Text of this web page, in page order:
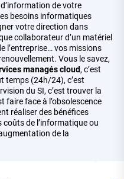
de votre
besoins informatiques
votre direction dans
collaborateur d’un matériel
l’entreprise… vos missions
Vous le savez,
managés cloud, c’est
temps (24h/24), c’est
du SI, c’est trouver la
faire face à l’obsolescence
réaliser des bénéfices
de l’informatique ou
de la